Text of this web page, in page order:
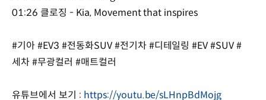
01:26 클로징 - Kia, Movement that inspires
#기아 #EV3 #전동화SUV #전기차 #디테일링 #EV #SUV #
세차 #무광컬러 #매트컬러
유튜브에서 보기 : https://youtu.be/sLHnpBdMojg